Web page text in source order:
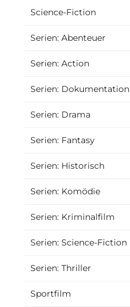
Science-Fiction
Serien: Abenteuer
Serien: Action
Serien: Dokumentation
Serien: Drama
Serien: Fantasy
Serien: Historisch
Serien: Komödie
Serien: Kriminalfilm
Serien: Science-Fiction
Serien: Thriller
Sportfilm